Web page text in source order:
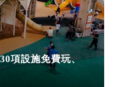
項設施免費玩、